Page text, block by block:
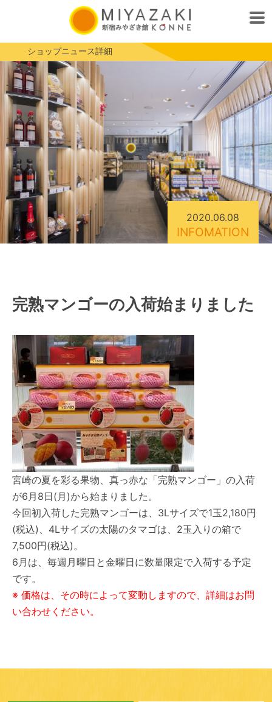
ショップニュース詳細
2020.06.08
INFOMATION
完熟マンゴーの入荷始まりました
宮崎の夏を彩る果物、真っ赤な「完熟マンゴー」の入荷
が6月8日(月)から始まりました。
今回初入荷した完熟マンゴーは、3Lサイズで1玉2,180円
(税込)、4Lサイズの太陽のタマゴは、2玉入りの箱で
7,500円(税込)。
6月は、毎週月曜日と金曜日に数量限定で入荷する予定
です。
※ 価格は、その時によって変動しますので、詳細はお問
い合わせください。